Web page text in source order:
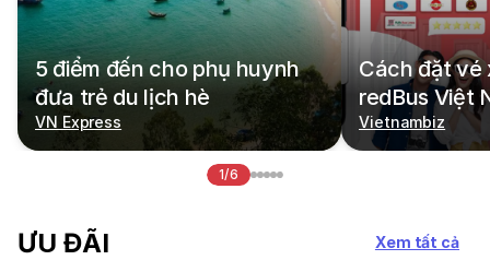
5 điểm đến cho phụ huynh
đưa trẻ du lịch hè
VN Express
Cách đặt vé
redBus Việt
Vietnambiz
1/6
ƯU ĐÃI Xem tất cả